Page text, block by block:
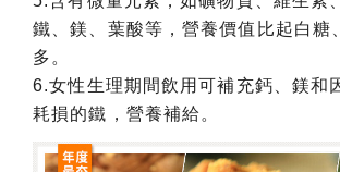
鐵、鎂、葉酸等，營養價值比起白糖
多。
6.女性生理期間飲用可補充鈣、鎂和
耗損的鐵，營養補給。